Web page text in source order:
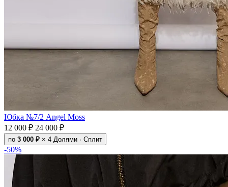
Юбка №7/2 Angel Moss
12 000 ₽ 24 000 ₽
по 3 000 ₽ × 4 Долями · Сплит
-50%